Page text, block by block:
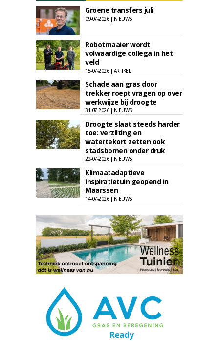
Groene transfers juli
09-07-2026 | NIEUWS
Robotmaaier wordt
volwaardige collega in het
veld
15-07-2026 | ARTIKEL
Schade aan gras door
trekker roept vragen op over
werkwijze bij droogte
31-07-2026 | NIEUWS
Droogte slaat steeds harder
toe: verzilting en
watertekort zetten ook
stadsbomen onder druk
22-07-2026 | NIEUWS
Klimaatadaptieve
inspiratietuin geopend in
Maarssen
14-07-2026 | NIEUWS